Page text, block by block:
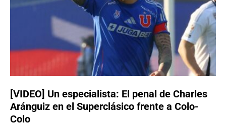
[VIDEO] Un especialista: El penal de Charles
Aránguiz en el Superclásico frente a Colo-
Colo